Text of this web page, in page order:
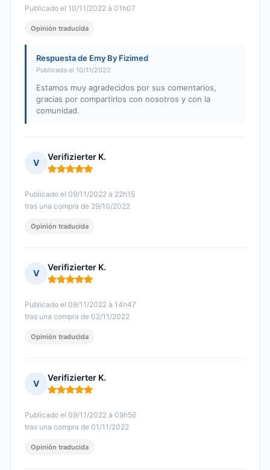
Publicado el 10/11/2022 à 01h07
Opinión traducida
Respuesta de Emy By Fizimed
Publicada el 10/11/2022
Estamos muy agradecidos por sus comentarios,
gracias por compartirlos con nosotros y con la
comunidad.
V
Verifizierter K.
Nota: 5 de 5
Publicado el 09/11/2022 à 22h15
tras una compra de 29/10/2022
Opinión traducida
V
Verifizierter K.
Nota: 5 de 5
Publicado el 09/11/2022 à 14h47
tras una compra de 02/11/2022
Opinión traducida
V
Verifizierter K.
Nota: 5 de 5
Publicado el 09/11/2022 à 09h56
tras una compra de 01/11/2022
Opinión traducida